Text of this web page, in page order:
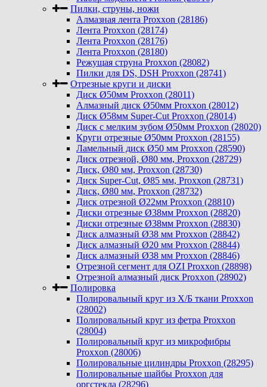
Пилки, струны, ножи
Алмазная лента Proxxon (28186)
Лента Proxxon (28174)
Лента Proxxon (28176)
Лента Proxxon (28180)
Режущая струна Proxxon (28082)
Пилки для DS, DSH Proxxon (28741)
Отрезные круги и диски
Диск Ø50мм Proxxon (28011)
Алмазный диск Ø50мм Proxxon (28012)
Диск Ø58мм Super-Cut Proxxon (28014)
Диск с мелким зубом Ø50мм Proxxon (28020)
Круги отрезные Ø50мм Proxxon (28155)
Ламельный диск Ø50 мм Proxxon (28590)
Диск отрезной, Ø80 мм, Proxxon (28729)
Диск, Ø80 мм, Proxxon (28730)
Диск Super-Cut, Ø85 мм, Proxxon (28731)
Диск, Ø80 мм, Proxxon (28732)
Диск отрезной Ø22мм Proxxon (28810)
Диски отрезные Ø38мм Proxxon (28820)
Диски отрезные Ø38мм Proxxon (28830)
Диск алмазный Ø38 мм Proxxon (28842)
Диск алмазный Ø20 мм Proxxon (28844)
Диск алмазный Ø38 мм Proxxon (28846)
Отрезной сегмент для OZI Proxxon (28898)
Отрезной алмазный диск Proxxon (28902)
Полировка
Полировальный круг из Х/Б ткани Proxxon
(28002)
Полировальный круг из фетра Proxxon
(28004)
Полировальный круг из микрофибры
Proxxon (28006)
Полировальные цилиндры Proxxon (28295)
Полировальные шайбы Proxxon для
оргстекла (28296)